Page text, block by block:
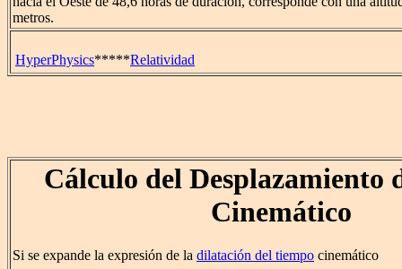
metros.
HyperPhysics*****Relatividad
Cálculo del Desplazamiento
Cinemático
Si se expande la expresión de la dilatación del tiempo cinemático